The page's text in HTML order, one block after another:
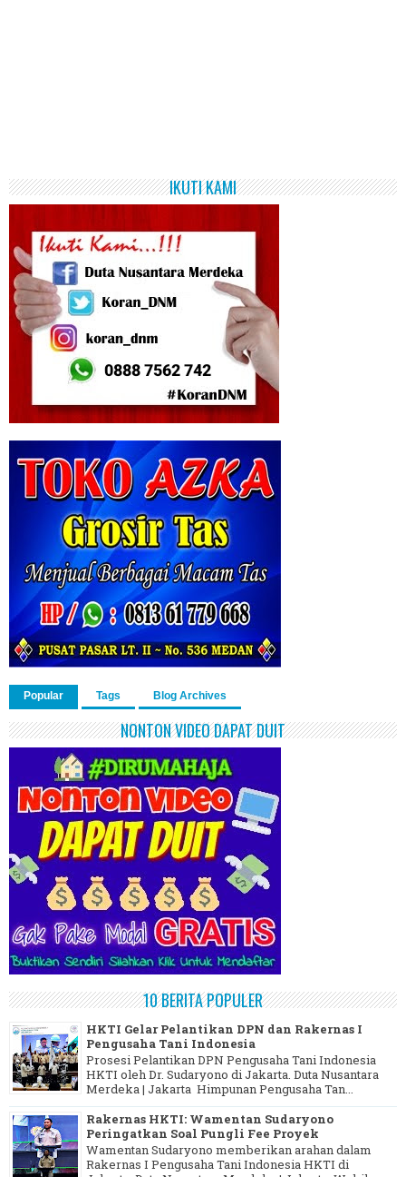
IKUTI KAMI
Popular Tags Blog Archives
NONTON VIDEO DAPAT DUIT
10 BERITA POPULER
HKTI Gelar Pelantikan DPN dan Rakernas I
Pengusaha Tani Indonesia
Prosesi Pelantikan DPN Pengusaha Tani Indonesia
HKTI oleh Dr. Sudaryono di Jakarta. Duta Nusantara
Merdeka | Jakarta Himpunan Pengusaha Tan...
Rakernas HKTI: Wamentan Sudaryono
Peringatkan Soal Pungli Fee Proyek
Wamentan Sudaryono memberikan arahan dalam
Rakernas I Pengusaha Tani Indonesia HKTI di